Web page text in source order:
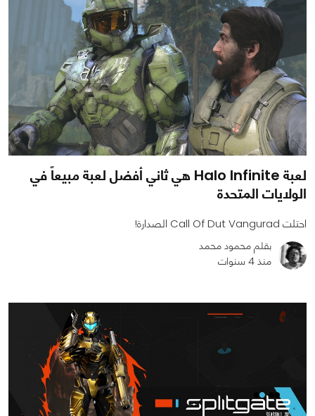
لعبة Halo Infinite هي ثاني أفضل لعبة مبيعاً في
الولايات المتحدة
احتلت Call Of Dut Vangurad الصدارة!
بقلم محمود محمد
منذ 4 سنوات